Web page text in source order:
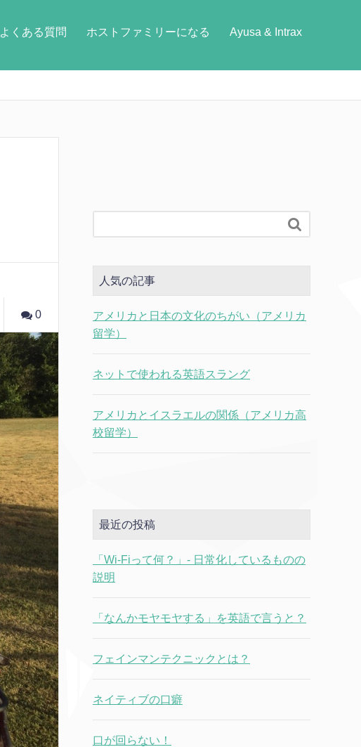
よくある質問 ホストファミリーになる Ayusa & Intrax
0

人気の記事
アメリカと日本の文化のちがい（アメリカ
留学）
ネットで使われる英語スラング
アメリカとイスラエルの関係（アメリカ高
校留学）
最近の投稿
「Wi-Fiって何？」- 日常化しているものの
説明
「なんかモヤモヤする」を英語で言うと？
フェインマンテクニックとは？
ネイティブの口癖
口が回らない！